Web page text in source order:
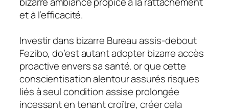
et à l’efficacité.
Investir dans bizarre Bureau assis-debout
Fezibo, do’est autant adopter bizarre accès
proactive envers sa santé. or que cette
conscientisation alentour assurés risques
liés à seul condition assise prolongée
incessant en tenant croître, créer cela